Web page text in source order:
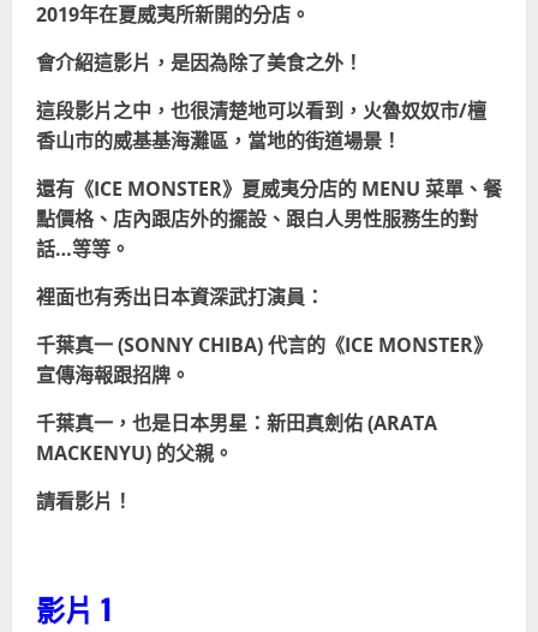
2019年在夏威夷所新開的分店 。
會介紹這影片，是因為除了美食之外！
這段影片之中，也很清楚地可以看到，火魯奴奴市/檀
香山市的威基基海灘區，當地的街道場景！
還有《ICE MONSTER》夏威夷分店的 MENU 菜單、餐
點價格、店內跟店外的擺設、跟白人男性服務生的對
話…等等。
裡面也有秀出日本資深武打演員：
千葉真一 (SONNY CHIBA)代言的《ICE MONSTER》
宣傳海報跟招牌。
千葉真一， 也是日本男星：新田真劍佑 (ARATA
MACKENYU) 的父親。
請看影片！
影片 1